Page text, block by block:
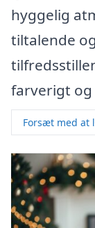
hyggelig
tiltalende
farverigt
Forsæt med at